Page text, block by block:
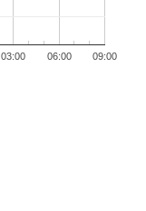
03:00 06:00 09:00